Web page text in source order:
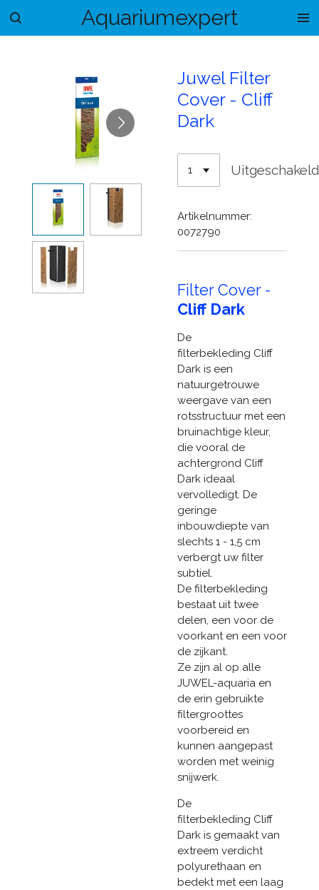
Ga
Aquariumexpert
Juwel Filter
Cover - Cliff
Dark
Artikelnummer:
0072790
Filter Cover -
Cliff Dark
De
filterbekleding Cliff
Dark is een
natuurgetrouwe
weergave van een
rotsstructuur met een
bruinachtige kleur,
die vooral de
achtergrond Cliff
Dark ideaal
vervolledigt. De
geringe
inbouwdiepte van
slechts 1 - 1,5 cm
verbergt uw filter
subtiel.
De filterbekleding
bestaat uit twee
delen, een voor de
voorkant en een voor
de zijkant.
Ze zijn al op alle
JUWEL-aquaria en
de erin gebruikte
filtergroottes
voorbereid en
kunnen aangepast
worden met weinig
snijwerk.
De
filterbekleding Cliff
Dark is gemaakt van
extreem verdicht
polyurethaan en
bedekt met een laag